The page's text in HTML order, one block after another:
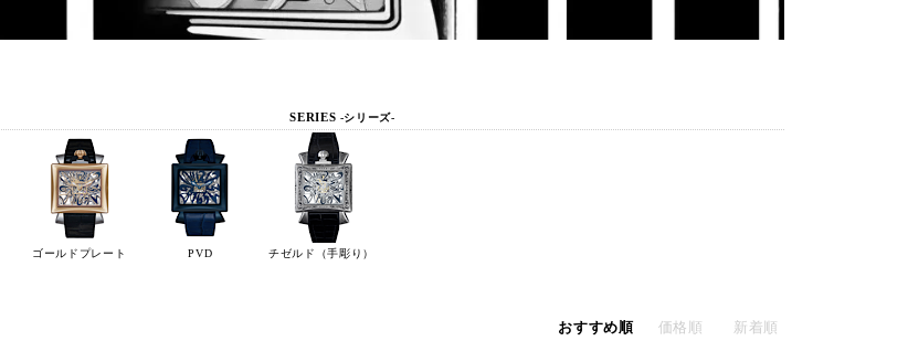
SERIES -シリーズ-
ゴールドプレート PVD チゼルド（手彫り）
おすすめ順
価格順 新着順